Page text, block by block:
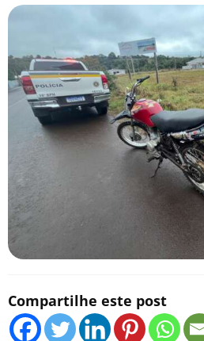
Compartilhe este post